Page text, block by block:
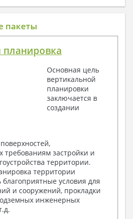
проекту
осей
планы с
конструкций
внешних отделок
– спецификация
– сечения и
узлы в конструкциях
по проекту
и расчеты фундаментов
– схемы расположения
перекрытий
на стены или Узлы
пакеты
планировка
Основная цель
вертикальной
планировки
заключается в
создании
требованиям застройки и
территории.
территории
благоприятные условия для
и сооружений, прокладки
инженерных